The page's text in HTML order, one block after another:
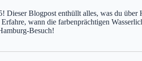
Blogpost enthüllt alles, was du
wann die farbenprächtigen
Besuch!